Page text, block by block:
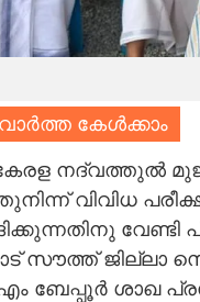
കേൾക്കാം
നദ്‌വത്തുൽ
വിവിധ
വേണ്ടി
സൗത്ത് ജില്ലാ
ബേപ്പൂർ ശാഖ